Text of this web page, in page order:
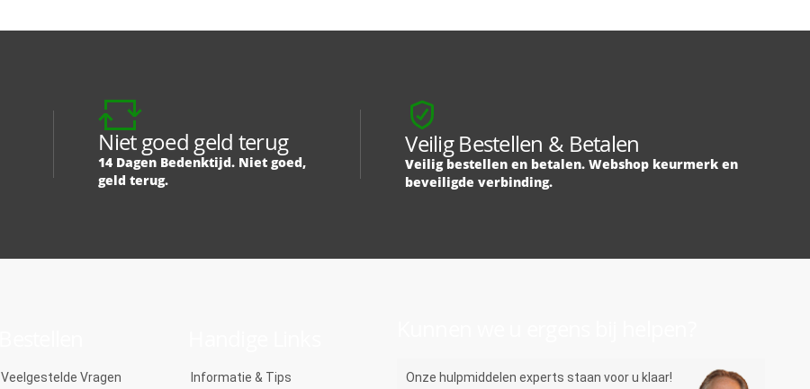
Niet goed geld terug
14 Dagen Bedenktijd. Niet goed,
geld terug.
Veilig Bestellen & Betalen
Veilig bestellen en betalen. Webshop keurmerk en
beveiligde verbinding.
Onze hulpmiddelen experts staan voor u klaar!
Veelgestelde Vragen
Informatie & Tips